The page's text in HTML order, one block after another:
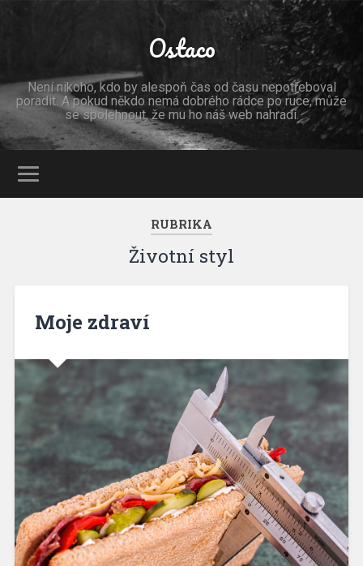
Ostaco
Není nikoho, kdo by alespoň čas od času nepotřeboval
poradit. A pokud někdo nemá dobrého rádce po ruce, může
se spolehnout, že mu ho náš web nahradí.
RUBRIKA
Životní styl
Moje zdraví